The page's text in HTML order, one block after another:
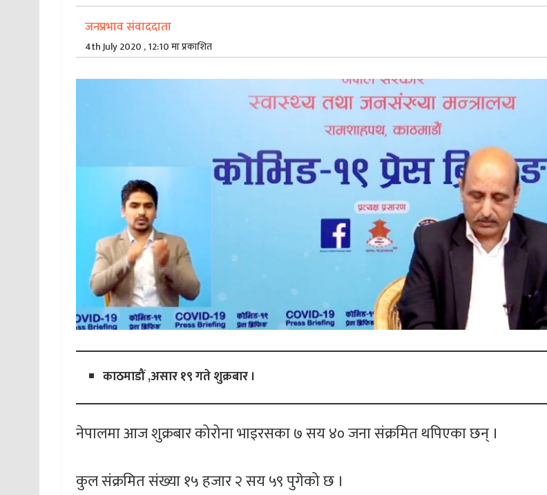
जनप्रभाव संवाददाता
4th July 2020 , 12:10 मा प्रकाशित
काठमाडौं ,असार १९ गते शुक्रबार ।
नेपालमा आज शुक्रबार कोरोना भाइरसका ७ सय ४० जना संक्रमित थपिएका छन् ।
कुल संक्रमित संख्या १५ हजार २ सय ५९ पुगेको छ ।